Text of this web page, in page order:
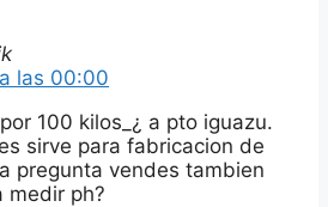
las 00:00
100 kilos_¿ a pto iguazu.
sirve para fabricacion de
pregunta vendes tambien
medir ph?